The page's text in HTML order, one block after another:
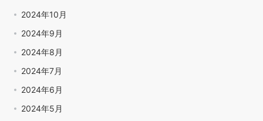
2024年10月
2024年9月
2024年8月
2024年7月
2024年6月
2024年5月